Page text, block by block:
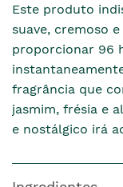
Este produto
suave, cremoso
proporcionar 96
fragrância que
jasmim, frésia e
e nostálgico irá